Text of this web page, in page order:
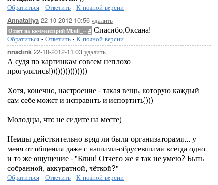
Обратиться - Ответить - К полной версии
Annataliya 22-10-2012-10:56 удалить
Ответ на комментарий Mbali_-- # Спасибо,Оксана!
Обратиться - Ответить - К полной версии
nnadink 22-10-2012-11:03 удалить
А судя по картинкам совсем неплохо
прогулялись!)))))))))))))))
Хотя, конечно, настроение - такая вещь, которую каждый
сам себе может и исправить и испортить))))
Молодцы, что не сидите на месте)
Немцы действительно вряд ли были организаторами... у
меня от общения даже с нашими-обрусевшими всегда одно
и то же ощущение - "Блин! Отчего же я так не умею? Быть
собранной, аккуратной, чёткой?"
Обратиться - Ответить - К полной версии